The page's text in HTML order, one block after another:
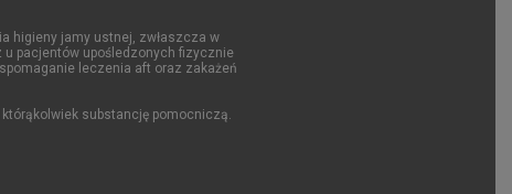
higieny jamy ustnej, zwłaszcza w
u pacjentów upośledzonych fizycznie
leczenia aft oraz zakażeń
substancję pomocniczą.